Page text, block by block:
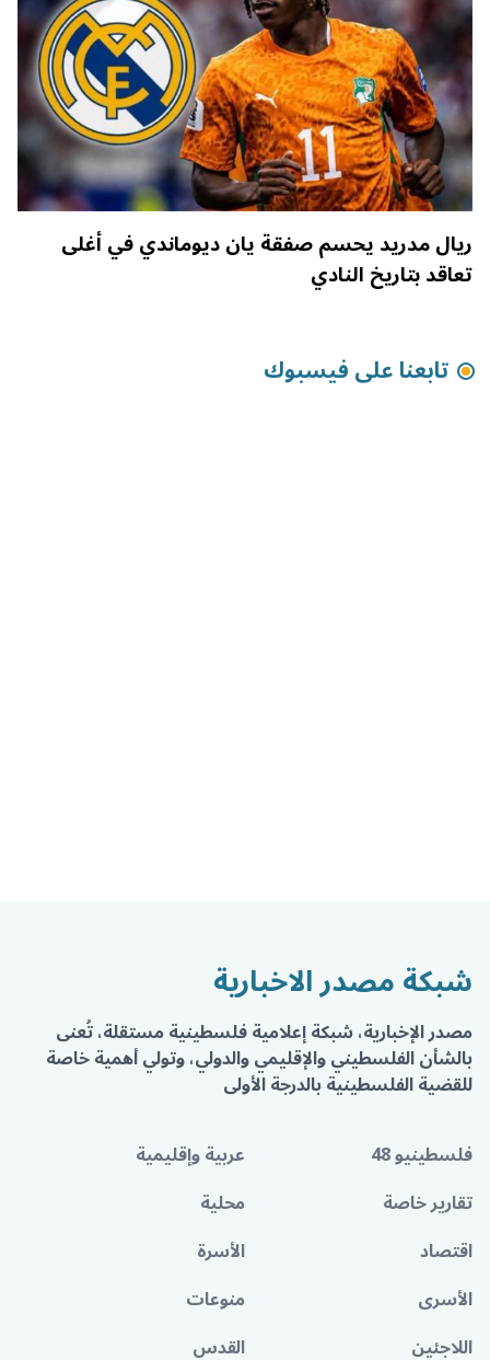
ريال مدريد يحسم صفقة يان ديوماندي في أغلى
تعاقد بتاريخ النادي
تابعنا على فيسبوك
شبكة مصدر الاخبارية
مصدر الإخبارية، شبكة إعلامية فلسطينية مستقلة، تُعنى
بالشأن الفلسطيني والإقليمي والدولي، وتولي أهمية خاصة
للقضية الفلسطينية بالدرجة الأولى
فلسطينيو 48
عربية وإقليمية
تقارير خاصة
محلية
اقتصاد
الأسرة
الأسرى
منوعات
اللاجئين
القدس